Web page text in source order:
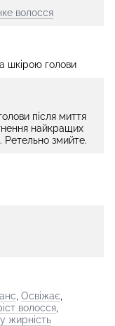
волосся
шкірою голови
після миття
найкращих
Ретельно змийте.
Освіжає
волосся
жирність